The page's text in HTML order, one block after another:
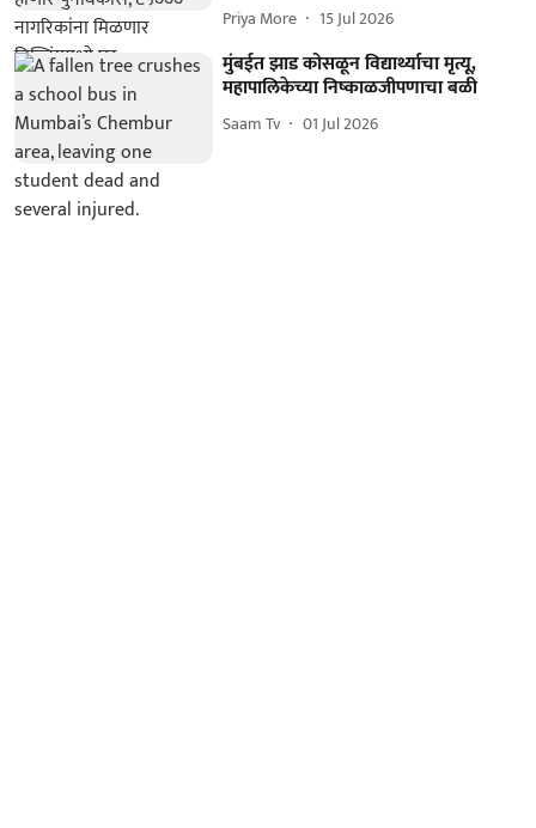
Priya More 15 Jul 2026
मुंबईत झाड कोसळून विद्यार्थ्याचा मृत्यू,
महापालिकेच्या निष्काळजीपणाचा बळी
Saam Tv 01 Jul 2026